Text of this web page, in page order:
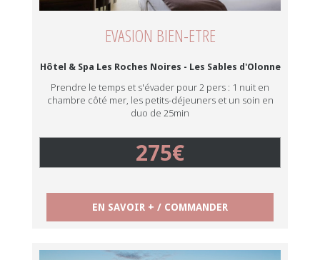
EVASION BIEN-ETRE
Hôtel & Spa Les Roches Noires - Les Sables d'Olonne
Prendre le temps et s'évader pour 2 pers : 1 nuit en
chambre côté mer, les petits-déjeuners et un soin en
duo de 25min
275€
EN SAVOIR + / COMMANDER